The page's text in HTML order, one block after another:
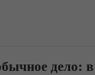
дело: